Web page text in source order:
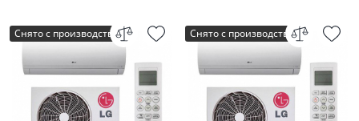
Снято с производства Снято с производства